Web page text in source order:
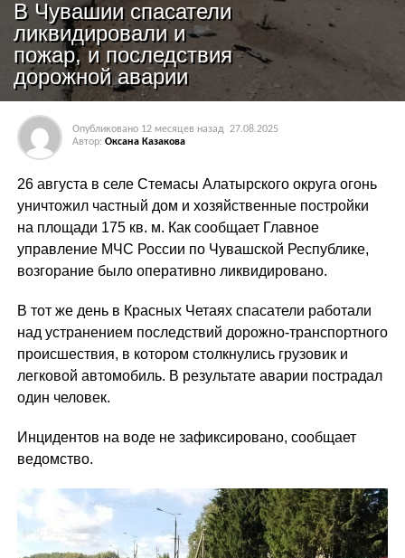
В Чувашии спасатели
ликвидировали и
пожар, и последствия
дорожной аварии
Опубликовано 12 месяцев назад 27.08.2025
Автор: Оксана Казакова
26 августа в селе Стемасы Алатырского округа огонь
уничтожил частный дом и хозяйственные постройки
на площади 175 кв. м. Как сообщает Главное
управление МЧС России по Чувашской Республике,
возгорание было оперативно ликвидировано.
В тот же день в Красных Четаях спасатели работали
над устранением последствий дорожно-транспортного
происшествия, в котором столкнулись грузовик и
легковой автомобиль. В результате аварии пострадал
один человек.
Инцидентов на воде не зафиксировано, сообщает
ведомство.